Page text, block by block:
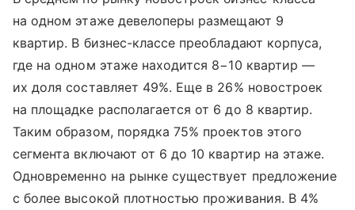
на одном этаже девелоперы размещают 9
квартир. В бизнес-классе преобладают корпуса,
где на одном этаже находится 8−10 квартир —
их доля составляет 49%. Еще в 26% новостроек
на площадке располагается от 6 до 8 квартир.
Таким образом, порядка 75% проектов этого
сегмента включают от 6 до 10 квартир на этаже.
Одновременно на рынке существует предложение
с более высокой плотностью проживания. В 4%